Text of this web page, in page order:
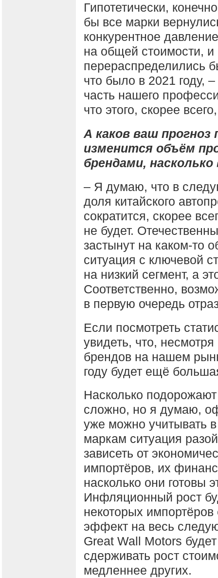
Гипотетически,
бы все марки
конкурентное
на общей стоимости,
перераспределились
что было в 2021 году,
часть нашего
что этого, скорее
А каков ваш прогноз
изменится объём
брендами,
– Я думаю, что в
доля китайского
сократится, скорее
не будет.
застынут на каком-то
ситуация с ключевой
на низкий сегмент, а
Соответственно,
в первую очередь
Если посмотреть
увидеть, что,
брендов на нашем
году будет ещё
Насколько
сложно, но я думаю,
уже можно учитывать
маркам ситуация
зависеть от
импортёров, их
насколько они готовы
Инфляционный рост
некоторых импортёров
эффект на весь
Great Wall Motors
сдерживать рост
медленнее других.